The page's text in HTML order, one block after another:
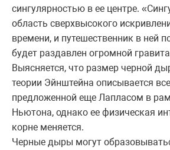
сингулярностью в ее центре.
область сверхвысокого
времени, и путешественник в ней
будет раздавлен огромной
Выясняется, что размер черной
теории Эйнштейна описывается
предложенной еще Лапласом в
Ньютона, однако ее физическая
корне меняется.
Черные дыры могут